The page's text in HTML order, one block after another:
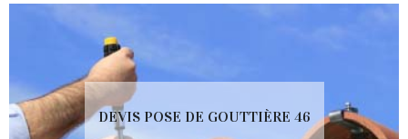
DEVIS POSE DE GOUTTIÈRE 46